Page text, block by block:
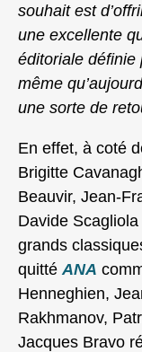
souhait est
une excellente
éditoriale définie
même
une sorte de
En effet, à coté
Brigitte
Beauvir, Jean-
Davide
grands
quitté ANA
Henneghien,
Rakhmanov,
Jacques Bravo